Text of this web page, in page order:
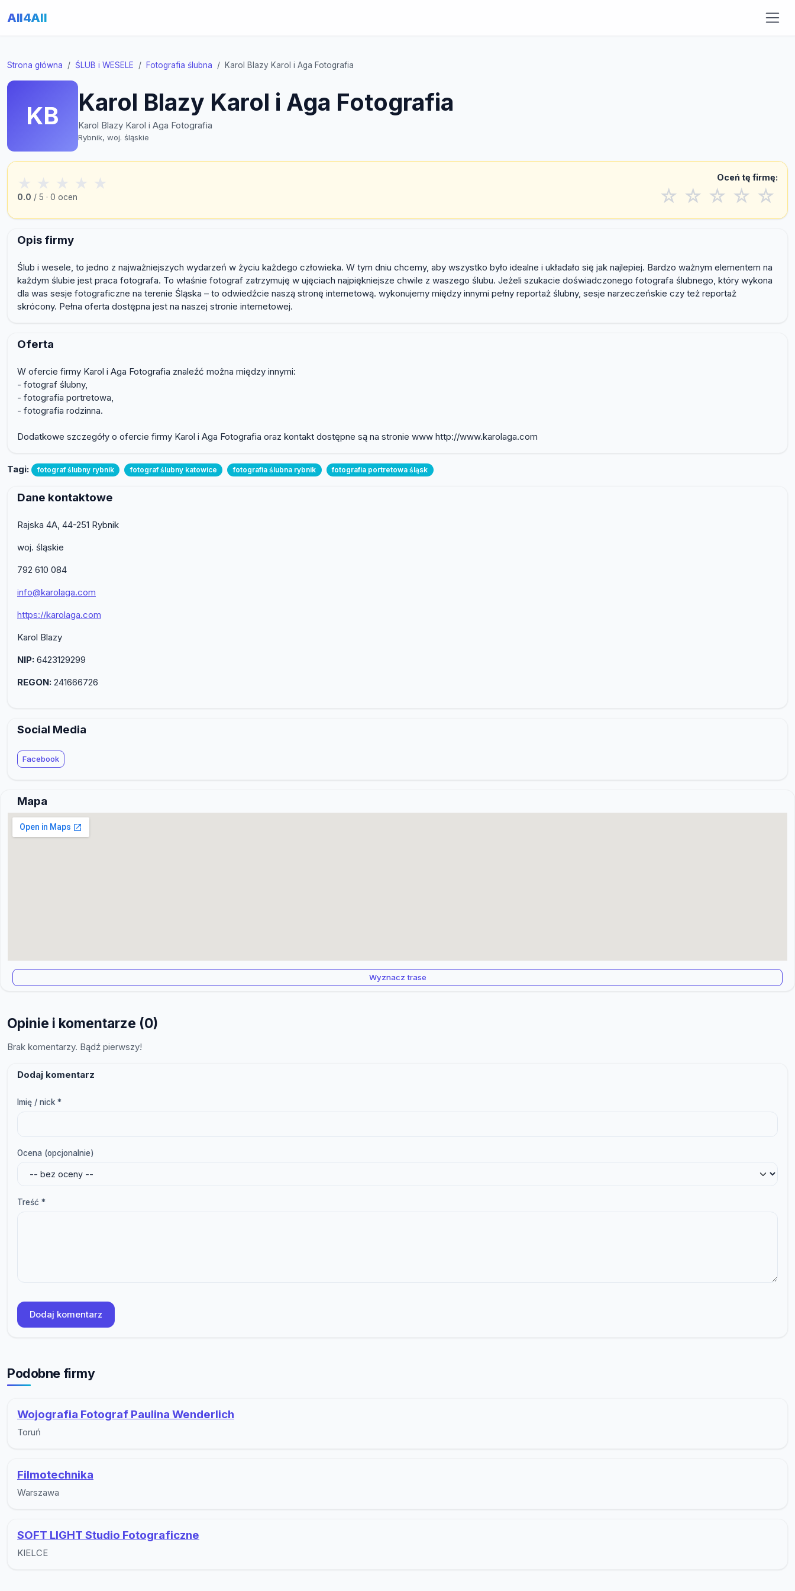
All4All
Strona główna ŚLUB i WESELE Fotografia ślubna Karol Blazy Karol i Aga Fotografia
KB Karol Blazy Karol i Aga Fotografia
Karol Blazy Karol i Aga Fotografia
Rybnik, woj. śląskie
★ ★ ★ ★ ★
0.0 / 5 · 0 ocen
Oceń tę firmę:
☆ ☆ ☆ ☆ ☆
Opis firmy
Ślub i wesele, to jedno z najważniejszych wydarzeń w życiu każdego człowieka. W tym dniu chcemy, aby wszystko było idealne i układało się jak najlepiej. Bardzo ważnym elementem na
każdym ślubie jest praca fotografa. To właśnie fotograf zatrzymuję w ujęciach najpiękniejsze chwile z waszego ślubu. Jeżeli szukacie doświadczonego fotografa ślubnego, który wykona
dla was sesje fotograficzne na terenie Śląska – to odwiedźcie naszą stronę internetową. wykonujemy między innymi pełny reportaż ślubny, sesje narzeczeńskie czy też reportaż
skrócony. Pełna oferta dostępna jest na naszej stronie internetowej.
Oferta
W ofercie firmy Karol i Aga Fotografia znaleźć można między innymi:
- fotograf ślubny,
- fotografia portretowa,
- fotografia rodzinna.
Dodatkowe szczegóły o ofercie firmy Karol i Aga Fotografia oraz kontakt dostępne są na stronie www http://www.karolaga.com
Tagi: fotograf ślubny rybnik fotograf ślubny katowice fotografia ślubna rybnik fotografia portretowa śląsk
Dane kontaktowe
Rajska 4A, 44-251 Rybnik
woj. śląskie
792 610 084
info@karolaga.com
https://karolaga.com
Karol Blazy
NIP: 6423129299
REGON: 241666726
Social Media
Facebook
Mapa
Wyznacz trase
Opinie i komentarze (0)
Brak komentarzy. Bądź pierwszy!
Dodaj komentarz
Imię / nick *
Ocena (opcjonalnie)
Treść *
Dodaj komentarz
Podobne firmy
Wojografia Fotograf Paulina Wenderlich
Toruń
Filmotechnika
Warszawa
SOFT LIGHT Studio Fotograficzne
KIELCE